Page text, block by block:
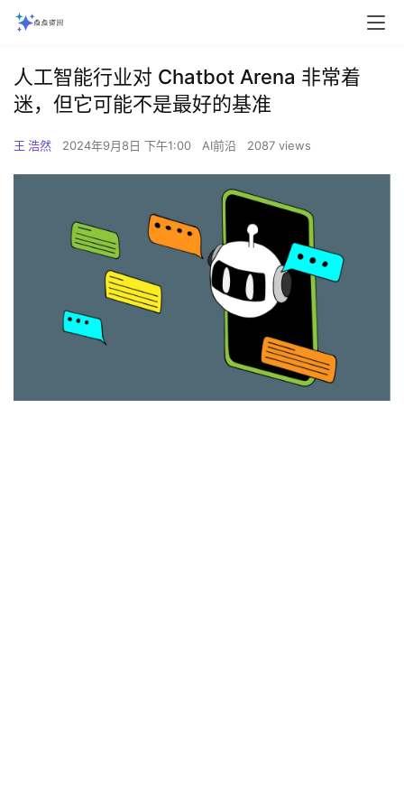
人工智能行业对 Chatbot Arena 非常着
迷，但它可能不是最好的基准
王 浩然 2024年9月8日 下午1:00 AI前沿 2087 views